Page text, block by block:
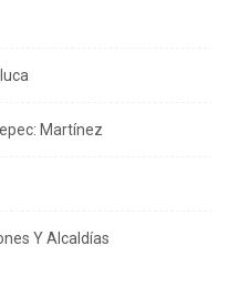
Martínez
Y Alcaldías